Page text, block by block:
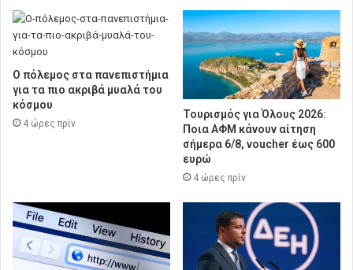
Ο πόλεμος στα πανεπιστήμια
για τα πιο ακριβά μυαλά του
κόσμου
4 ώρες πρίν
Τουρισμός για Όλους 2026:
Ποια ΑΦΜ κάνουν αίτηση
σήμερα 6/8, voucher έως 600
ευρώ
4 ώρες πρίν